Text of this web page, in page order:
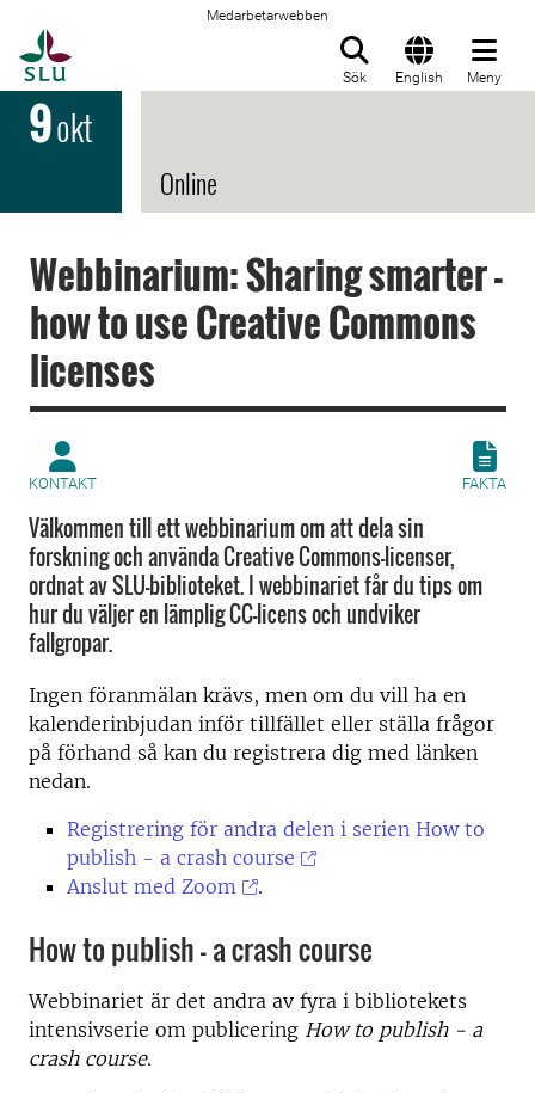
Medarbetarwebben
Sök English Meny
9okt
Online
Webbinarium: Sharing smarter -
how to use Creative Commons
licenses
KONTAKT FAKTA
Välkommen till ett webbinarium om att dela sin
forskning och använda Creative Commons-licenser,
ordnat av SLU-biblioteket. I webbinariet får du tips om
hur du väljer en lämplig CC-licens och undviker
fallgropar.
Ingen föranmälan krävs, men om du vill ha en
kalenderinbjudan inför tillfället eller ställa frågor
på förhand så kan du registrera dig med länken
nedan.
Registrering för andra delen i serien How to
publish - a crash course
Anslut med Zoom
.
How to publish – a crash course
Webbinariet är det andra av fyra i bibliotekets
intensivserie om publicering How to publish - a
crash course.